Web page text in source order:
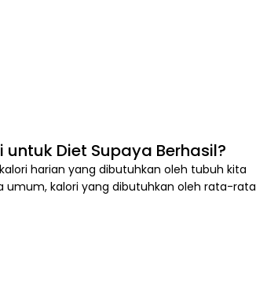
Diet Supaya Berhasil?
harian yang dibutuhkan oleh tubuh kita
umum, kalori yang dibutuhkan oleh rata-rata